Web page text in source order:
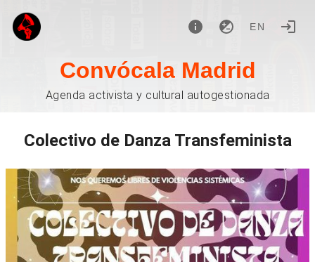
EN
Convócala Madrid
Agenda activista y cultural autogestionada
Colectivo de Danza Transfeminista